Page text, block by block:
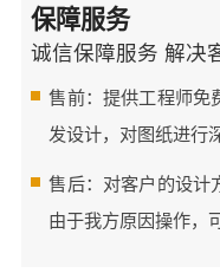
保障服务
诚信保障服务 解决
售前：提供工程师免
发设计，对图纸进行
售后：对客户的设计
由于我方原因操作，